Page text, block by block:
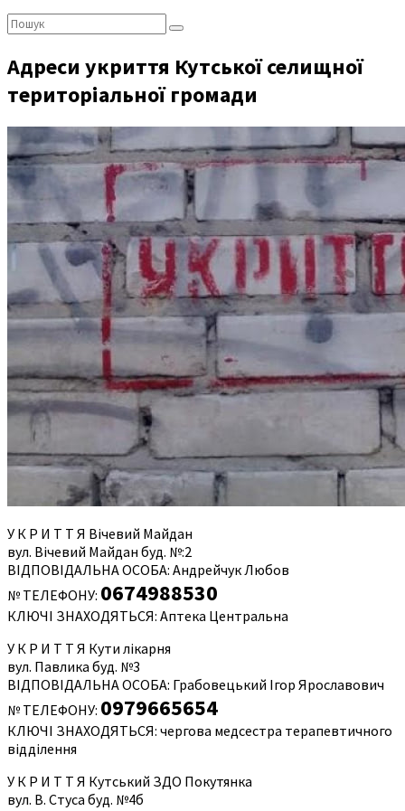
Пошук:
Адреси укриття Кутської селищної
територіальної громади
У К Р И Т Т Я Вічевий Майдан
вул. Вічевий Майдан буд. №:2
ВІДПОВІДАЛЬНА ОСОБА: Андрейчук Любов
№ ТЕЛЕФОНУ: 0674988530
КЛЮЧІ ЗНАХОДЯТЬСЯ: Аптека Центральна
У К Р И Т Т Я Кути лікарня
вул. Павлика буд. №3
ВІДПОВІДАЛЬНА ОСОБА: Грабовецький Ігор Ярославович
№ ТЕЛЕФОНУ: 0979665654
КЛЮЧІ ЗНАХОДЯТЬСЯ: чергова медсестра терапевтичного
відділення
У К Р И Т Т Я Кутський ЗДО Покутянка
вул. В. Стуса буд. №4б